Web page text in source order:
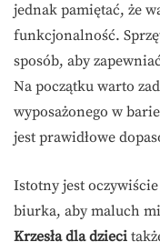
jednak pamiętać, że
funkcjonalność.
sposób, aby
Na początku warto
wyposażonego w
jest prawidłowe
Istotny jest
biurka, aby maluch
Krzesła dla dzieci